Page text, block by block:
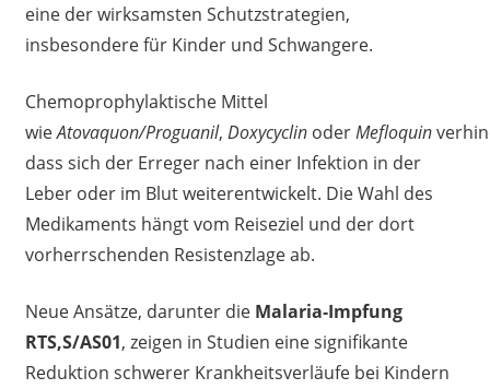
eine der wirksamsten Schutzstrategien,
insbesondere für Kinder und Schwangere.
Chemoprophylaktische Mittel
wieAtovaquon/Proguanil, DoxycyclinoderMefloquin
dass sich der Erreger nach einer Infektion in der
Leber oder im Blut weiterentwickelt. Die Wahl des
Medikaments hängt vom Reiseziel und der dort
vorherrschenden Resistenzlage ab.
Neue Ansätze, darunter die Malaria‑Impfung
RTS,S/AS01, zeigen in Studien eine signifikante
Reduktion schwerer Krankheitsverläufe bei Kindern